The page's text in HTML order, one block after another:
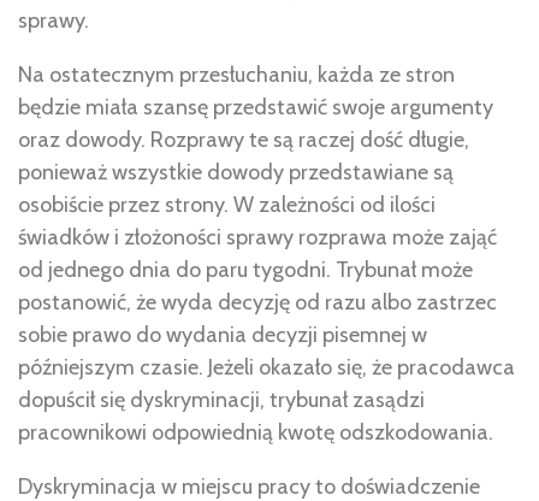
sprawy.
Na ostatecznym przesłuchaniu, każda ze stron
będzie miała szansę przedstawić swoje argumenty
oraz dowody. Rozprawy te są raczej dość długie,
ponieważ wszystkie dowody przedstawiane są
osobiście przez strony. W zależności od ilości
świadków i złożoności sprawy rozprawa może zająć
od jednego dnia do paru tygodni. Trybunał może
postanowić, że wyda decyzję od razu albo zastrzec
sobie prawo do wydania decyzji pisemnej w
późniejszym czasie. Jeżeli okazało się, że pracodawca
dopuścił się dyskryminacji, trybunał zasądzi
pracownikowi odpowiednią kwotę odszkodowania.
Dyskryminacja w miejscu pracy to doświadczenie